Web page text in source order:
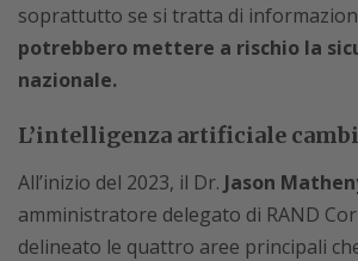
soprattutto se si tratta di
potrebbero mettere a rischio la
nazionale.
L’intelligenza artificiale
All’inizio del 2023, il Dr. Jason
amministratore delegato di RAND
delineato le quattro aree principali